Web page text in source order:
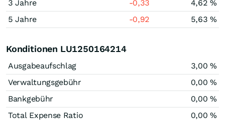
3 Jahre
-0,33
4,62 %
5 Jahre
-0,92 5,63 %
Konditionen LU1250164214
Ausgabeaufschlag
3,00 %
Verwaltungsgebühr
0,00 %
Bankgebühr
0,00 %
Total Expense Ratio
0,00 %